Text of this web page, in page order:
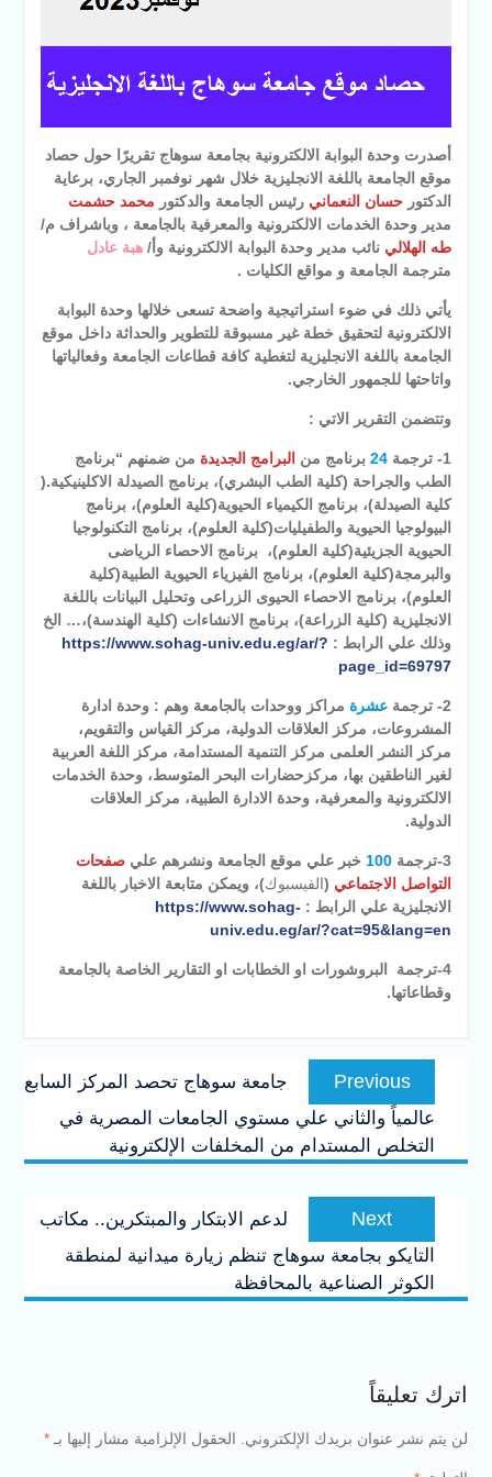
أصدرت وحدة البوابة الالكترونية بجامعة سوهاج تقريرًا حول حصاد
موقع الجامعة باللغة الانجليزية خلال شهر نوفمبر الجاري، برعاية
الدكتور حسان النعماني رئيس الجامعة والدكتور محمد حشمت
مدير وحدة الخدمات الالكترونية والمعرفية بالجامعة ، وباشراف م/
طه الهلالي نائب مدير وحدة البوابة الالكترونية وأ/ هبة عادل
مترجمة الجامعة و مواقع الكليات .
يأتي ذلك في ضوء استراتيجية واضحة تسعى خلالها وحدة البوابة
الالكترونية لتحقيق خطة غير مسبوقة للتطوير والحداثة داخل موقع
الجامعة باللغة الانجليزية لتغطية كافة قطاعات الجامعة وفعالياتها
واتاحتها للجمهور الخارجي.
وتتضمن التقرير الاتي :
1- ترجمة 24برنامج من البرامج الجديدة من ضمنهم “برنامج
الطب والجراحة (كلية الطب البشري)، برنامج الصيدلة الاكلينيكية.(
كلية الصيدلة)، برنامج الكيمياء الحيوية(كلية العلوم)، برنامج
البيولوجيا الحيوية والطفيليات(كلية العلوم)، برنامج التكنولوجيا
الحيوية الجزيئية(كلية العلوم)، برنامج الاحصاء الرياضى
والبرمجة(كلية العلوم)، برنامج الفيزياء الحيوية الطبية(كلية
العلوم)، برنامج الاحصاء الحيوى الزراعى وتحليل البيانات باللغة
الانجليزية (كلية الزراعة)، برنامج الانشاءات (كلية الهندسة)،… الخ
وذلك علي الرابط : https://www.sohag-univ.edu.eg/ar/?
page_id=69797
2- ترجمة عشرة مراكز ووحدات بالجامعة وهم : وحدة ادارة
المشروعات، مركز العلاقات الدولية، مركز القياس والتقويم،
مركز النشر العلمى مركز التنمية المستدامة، مركز اللغة العربية
لغير الناطقين بها، مركزحضارات البحر المتوسط، وحدة الخدمات
الالكترونية والمعرفية، وحدة الادارة الطبية، مركز العلاقات
الدولية.
3-ترجمة 100 خبر علي موقع الجامعة ونشرهم علي صفحات
التواصل الاجتماعي (الفيسبوك)، ويمكن متابعة الاخبار باللغة
الانجليزية علي الرابط : https://www.sohag-
univ.edu.eg/ar/?cat=95&lang=en
4-ترجمة البروشورات او الخطابات او التقارير الخاصة بالجامعة
وقطاعاتها.
تصفّح
المقالاتPrevious
Previous
post:
جامعة سوهاج تحصد المركز السابع
عالمياً والثاني علي مستوي الجامعات المصرية في
التخلص المستدام من المخلفات الإلكترونية
Next
Next
post:
لدعم الابتكار والمبتكرين.. مكاتب
التايكو بجامعة سوهاج تنظم زيارة ميدانية لمنطقة
الكوثر الصناعية بالمحافظة
اترك تعليقاً
لن يتم نشر عنوان بريدك الإلكتروني. الحقول الإلزامية مشار إليها بـ *